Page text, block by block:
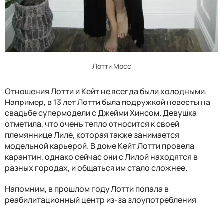
Лотти Мосс
Отношения Лотти и Кейт не всегда были холодными.
Например, в 13 лет Лотти была подружкой невесты на
свадьбе супермодели с Джейми Хинсом. Девушка
отметила, что очень тепло относится к своей
племяннице Лиле, которая также занимается
модельной карьерой. В доме Кейт Лотти провела
карантин, однако сейчас они с Лилой находятся в
разных городах, и общаться им стало сложнее.
Напомним, в прошлом году Лотти попала в
реабилитационный центр из-за злоупотребления